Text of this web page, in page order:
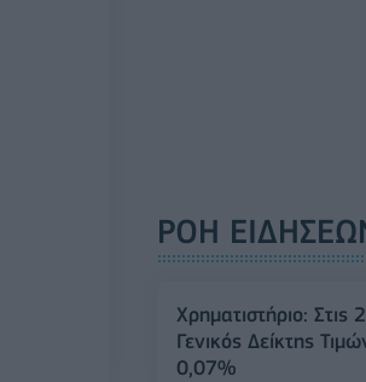
ΡΟΗ
Χρηματιστήριο:
Γενικός Δείκτης
0,07%